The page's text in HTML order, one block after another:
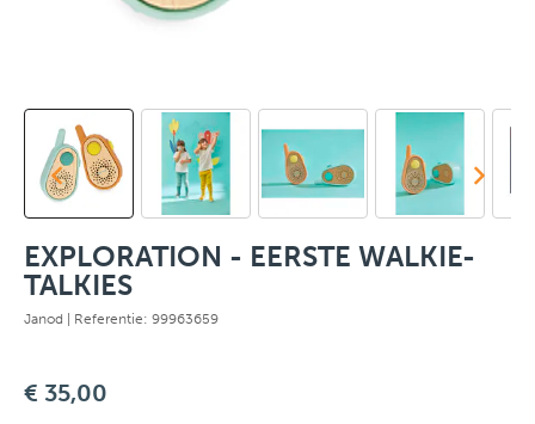
EXPLORATION - EERSTE WALKIE-
TALKIES
Janod | Referentie: 99963659
€ 35,00